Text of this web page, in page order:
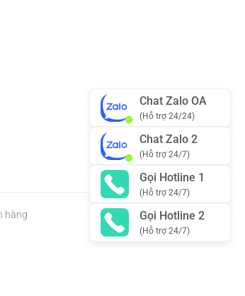
Chat Zalo OA
(Hỗ trợ 24/24)
Chat Zalo 2
(Hỗ trợ 24/7)
Gọi Hotline 1
(Hỗ trợ 24/7)
Gọi Hotline 2
(Hỗ trợ 24/7)
hàng